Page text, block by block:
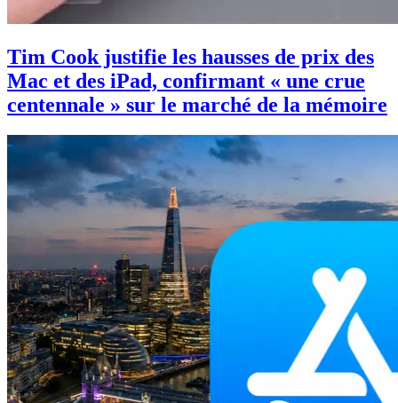
Tim Cook justifie les hausses de prix des
Mac et des iPad, confirmant « une crue
centennale » sur le marché de la mémoire